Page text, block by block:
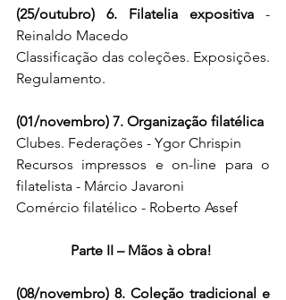
(25/outubro) 6. Filatelia expositiva -
Reinaldo Macedo
Classificação das coleções. Exposições.
Regulamento.
(01/novembro) 7. Organização filatélica
Clubes. Federações - Ygor Chrispin
Recursos impressos e on-line para o
filatelista - Márcio Javaroni
Comércio filatélico - Roberto Assef
Parte II – Mãos à obra!
(08/novembro) 8. Coleção tradicional e